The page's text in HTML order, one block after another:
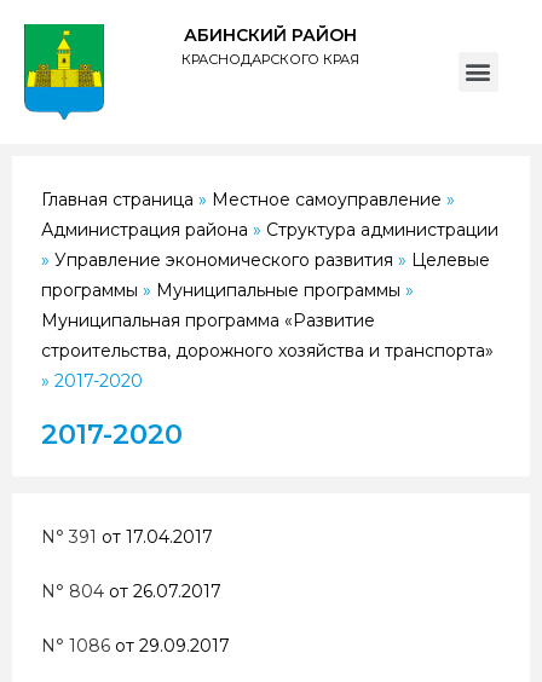
АБИНСКИЙ РАЙОН
КРАСНОДАРСКОГО КРАЯ
Главная страница » Местное самоуправление »
Администрация района » Структура администрации
» Управление экономического развития » Целевые
программы » Муниципальные программы »
Муниципальная программа «Развитие
строительства, дорожного хозяйства и транспорта»
» 2017-2020
2017-2020
N° 391 от 17.04.2017
N° 804 от 26.07.2017
N° 1086 от 29.09.2017